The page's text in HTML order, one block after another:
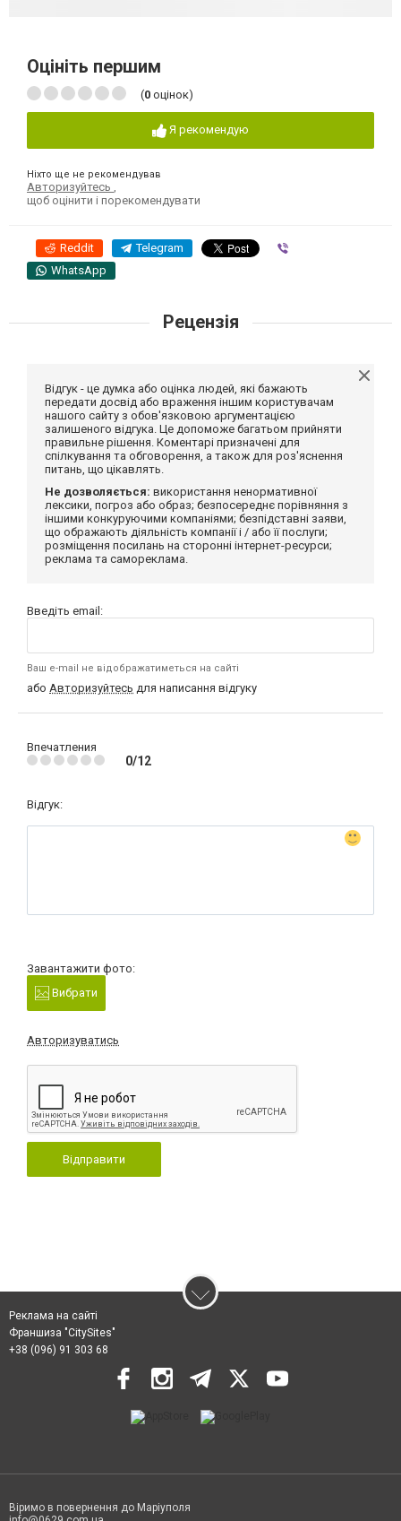
Оцініть першим
(0 оцінок)
Я рекомендую
Ніхто ще не рекомендував
Авторизуйтесь
щоб оцінити і порекомендувати
Reddit Telegram
WhatsApp
Рецензія
Відгук - це думка або оцінка людей, які бажають
передати досвід або враження іншим користувачам
нашого сайту з обов'язковою аргументацією
залишеного відгука. Це допоможе багатьом прийняти
правильне рішення. Коментарі призначені для
спілкування та обговорення, а також для роз'яснення
питань, що цікавлять.
Не дозволяється: використання ненормативної
лексики, погроз або образ; безпосереднє порівняння з
іншими конкуруючими компаніями; безпідставні заяви,
що ображають діяльність компанії і / або її послуги;
розміщення посилань на сторонні інтернет-ресурси;
реклама та самореклама.
Введіть email:
Ваш e-mail не відображатиметься на сайті
або Авторизуйтесь для написання відгуку
Впечатления
0/12
Відгук:
Завантажити фото:
Вибрати
Авторизуватись
Відправити
Реклама на сайті
Франшиза "CitySites"
+38 (096) 91 303 68
Віримо в повернення до Маріуполя